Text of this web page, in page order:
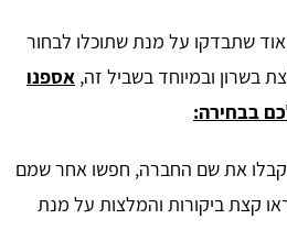
שתבדקו על מנת שתוכלו לבחור
בשרון ובמיוחד בשביל זה, אספנו
בבחירה:
את שם החברה, חפשו אחר שמם
קצת ביקורות והמלצות על מנת